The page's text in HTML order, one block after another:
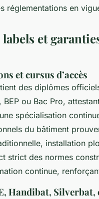
réglementations en
et
et cursus d’accès
des diplômes
BEP ou Bac Pro,
spécialisation
du bâtiment
installation
strict des normes
continue,
Handibat, Silverbat,